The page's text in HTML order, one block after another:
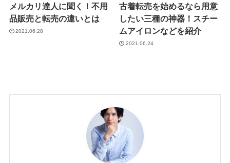
メルカリ達人に聞く！不用
品販売と転売の違いとは
2021.06.28
古着転売を始めるなら用意
したい三種の神器！スチー
ムアイロンなどを紹介
2021.06.24